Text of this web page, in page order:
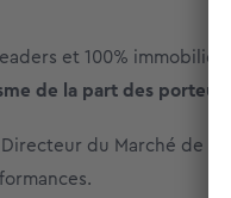
et 100%
de la part des
du Marché de